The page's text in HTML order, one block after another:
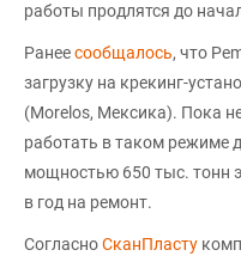
работы продлятся до
Ранеесообщалось, что
загрузку на крекинг-
(Morelos, Мексика). Пока
работать в таком режиме
мощностью 650 тыс. тонн
в год на ремонт.
СогласноСканПласту